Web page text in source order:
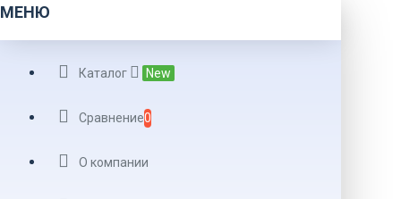
МЕНЮ
Каталог New
Сравнение0
О компании